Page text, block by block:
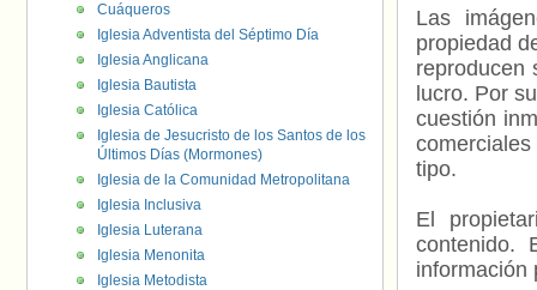
Las
propiedad
reproducen
lucro. Por
cuestión
tipo.
El
contenido.
información
Cuáqueros
Iglesia Adventista del Séptimo Día
Iglesia Anglicana
Iglesia Bautista
Iglesia Católica
Iglesia de Jesucristo de los Santos de los
Últimos Días (Mormones)
Iglesia de la Comunidad Metropolitana
Iglesia Inclusiva
Iglesia Luterana
Iglesia Menonita
Iglesia Metodista